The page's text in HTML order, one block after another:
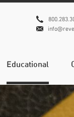
Educational